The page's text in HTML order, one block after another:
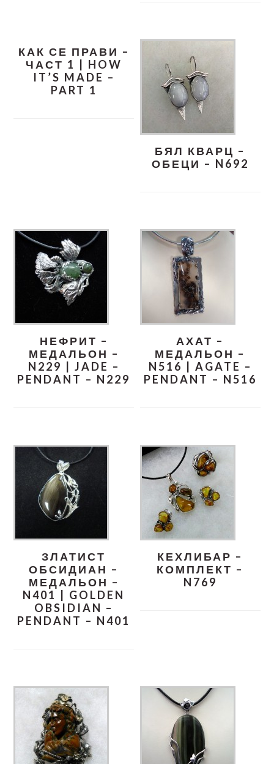
КАК СЕ ПРАВИ –
ЧАСТ 1 | HOW
IT’S MADE –
PART 1
БЯЛ КВАРЦ –
ОБЕЦИ – N692
НЕФРИТ –
МЕДАЛЬОН –
N229 | JADE –
PENDANT – N229
АХАТ –
МЕДАЛЬОН –
N516 | AGATE –
PENDANT – N516
ЗЛАТИСТ
ОБСИДИАН –
МЕДАЛЬОН –
N401 | GOLDEN
OBSIDIAN –
PENDANT – N401
КЕХЛИБАР –
КОМПЛЕКТ –
N769